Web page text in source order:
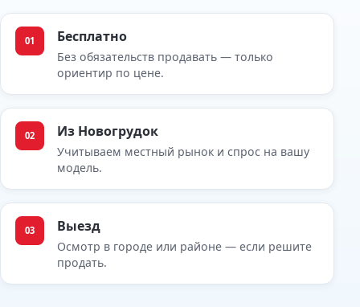
01 Бесплатно
Без обязательств продавать — только
ориентир по цене.
02 Из Новогрудок
Учитываем местный рынок и спрос на вашу
модель.
03 Выезд
Осмотр в городе или районе — если решите
продать.